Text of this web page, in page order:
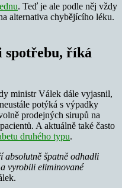
. Teď je ale podle něj vždy
alternativa chybějícího léku.
spotřebu, říká
ministr Válek dále vyjasnil,
potýká s výpadky
prodejných sirupů na
A aktuálně také často
druhého typu.
absolutně špatně odhadli
vyrobili eliminované